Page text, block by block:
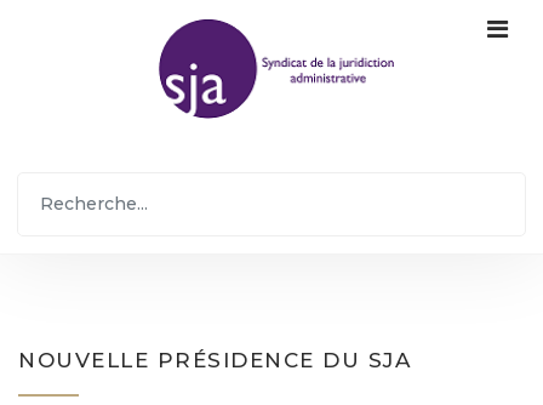
NOUVELLE PRÉSIDENCE DU SJA